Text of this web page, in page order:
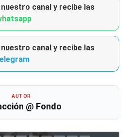
nuestro canal y recibe las
nuestro canal y recibe las
AUTOR
@ Fondo